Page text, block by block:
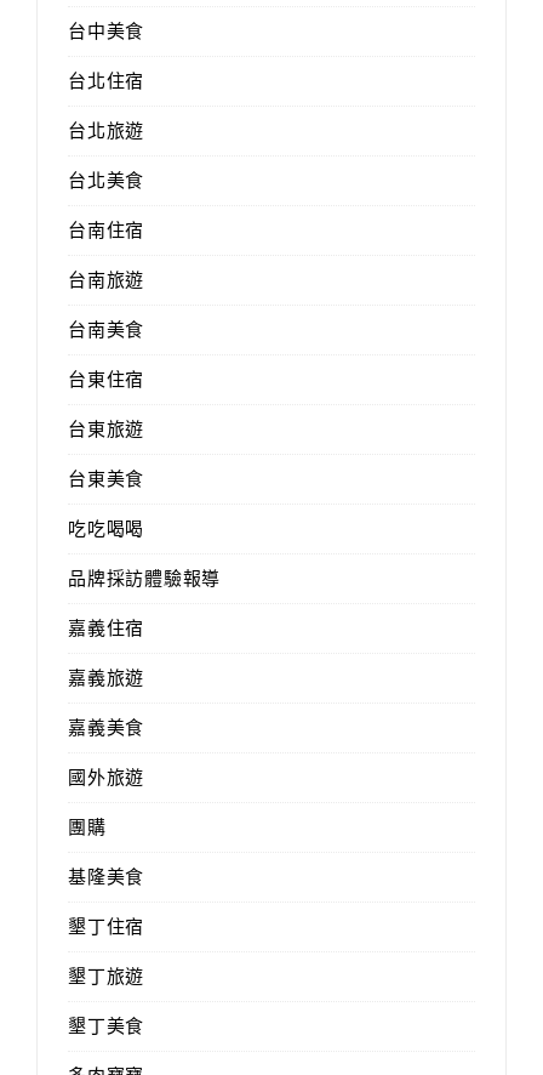
台中美食
台北住宿
台北旅遊
台北美食
台南住宿
台南旅遊
台南美食
台東住宿
台東旅遊
台東美食
吃吃喝喝
品牌採訪體驗報導
嘉義住宿
嘉義旅遊
嘉義美食
國外旅遊
團購
基隆美食
墾丁住宿
墾丁旅遊
墾丁美食